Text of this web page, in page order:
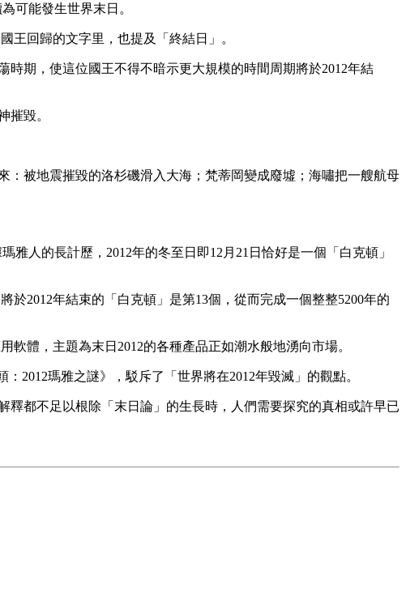
可能發生世界末日。
王回歸的文字里，也提及「終結日」。
時期，使這位國王不得不暗示更大規模的時間周期將於2012年結
摧毀。
：被地震摧毀的洛杉磯滑入大海；梵蒂岡變成廢墟；海嘯把一艘航母
人的長計歷，2012年的冬至日即12月21日恰好是一個「白克頓」
於2012年結束的「白克頓」是第13個，從而完成一個整整5200年的
體，主題為末日2012的各種產品正如潮水般地湧向市場。
2012瑪雅之謎》，駁斥了「世界將在2012年毀滅」的觀點。
都不足以根除「末日論」的生長時，人們需要探究的真相或許早已